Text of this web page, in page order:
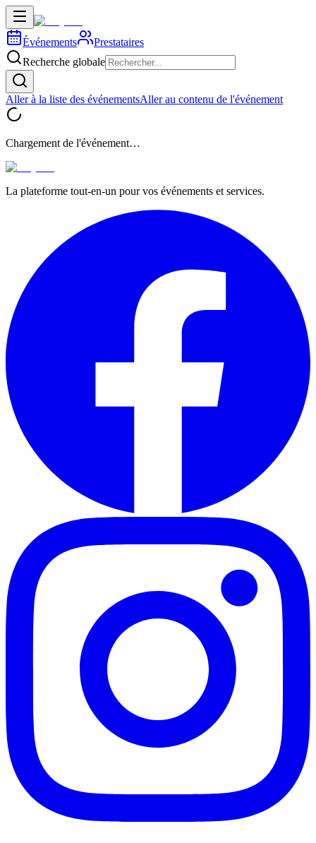
Événements
Prestataires
Recherche globale
Aller à la liste des événementsAller au contenu de l'événement
Chargement de l'événement…
La plateforme tout-en-un pour vos événements et services.